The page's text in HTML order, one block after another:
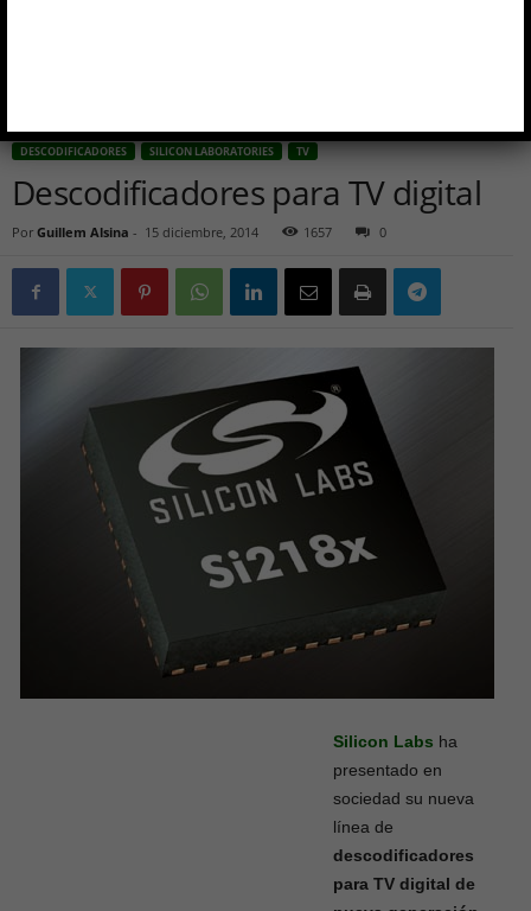
DESCODIFICADORES SILICON LABORATORIES TV
Descodificadores para TV digital
Por Guillem Alsina - 15 diciembre, 2014 1657 0
Silicon Labs ha
presentado en
sociedad su nueva
línea de
descodificadores
para TV digital de